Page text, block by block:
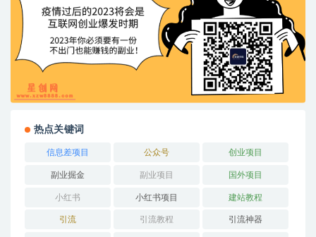
热点关键词
信息差项目 公众号 创业项目
副业掘金 副业项目 国外项目
小红书 小红书项目 建站教程
引流 引流教程 引流神器